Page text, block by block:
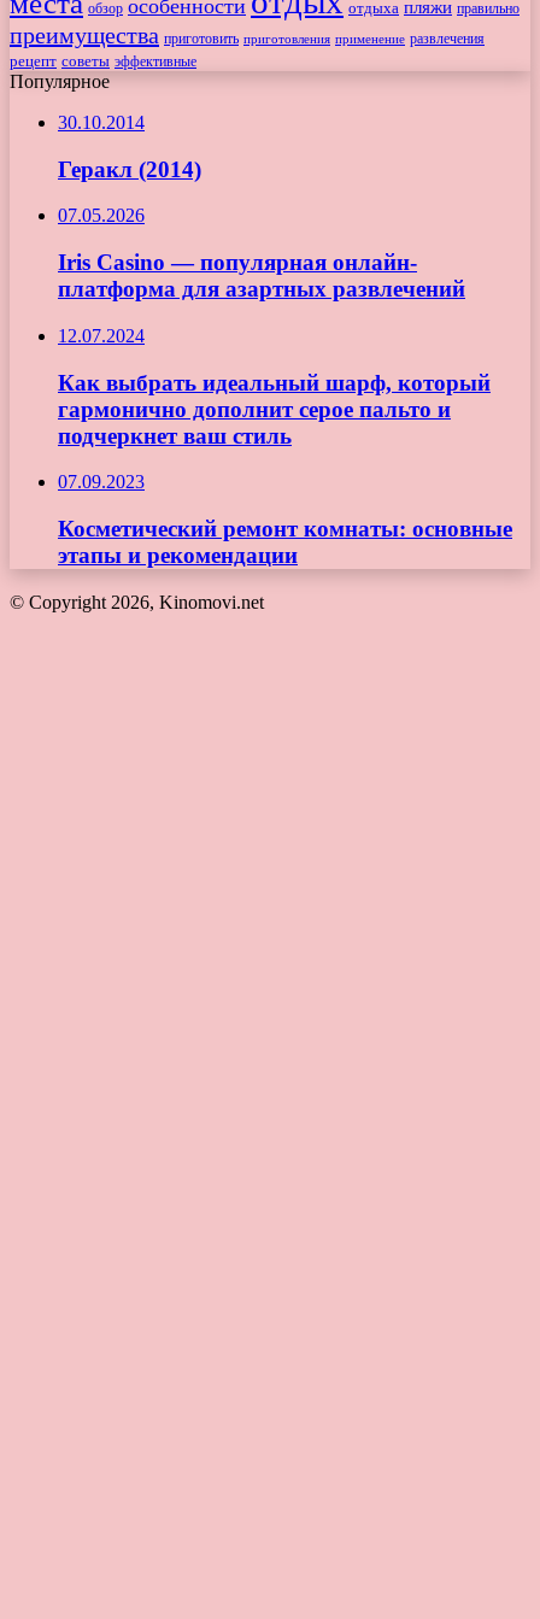
обзор особенности отдыха пляжи правильно
преимущества приготовить приготовления применение развлечения
рецепт советы эффективные
Популярное
30.10.2014
Геракл (2014)
07.05.2026
Iris Casino — популярная онлайн-
платформа для азартных развлечений
12.07.2024
Как выбрать идеальный шарф, который
гармонично дополнит серое пальто и
подчеркнет ваш стиль
07.09.2023
Косметический ремонт комнаты: основные
этапы и рекомендации
© Copyright 2026, Kinomovi.net